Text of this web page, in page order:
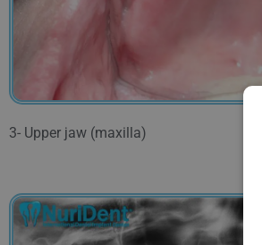
3- Upper jaw (maxilla)